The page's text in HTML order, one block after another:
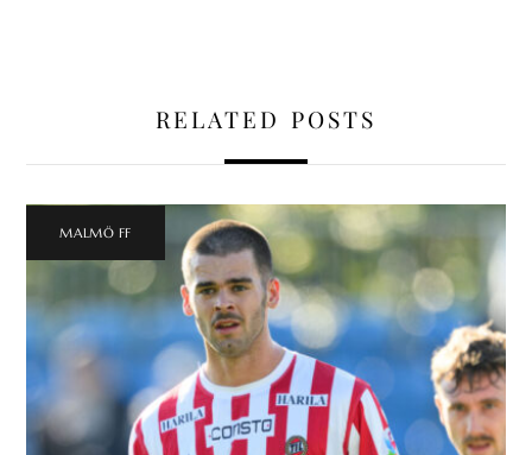
RELATED POSTS
MALMÖ FF